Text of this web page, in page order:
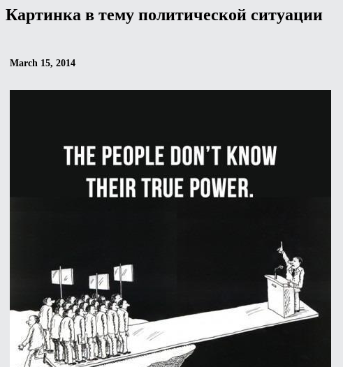
Картинка в тему политической ситуации
March 15, 2014